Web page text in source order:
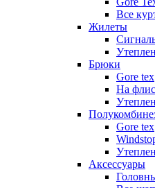
Все
Жилеты
Брюки
Gore tex
На
Gore tex
Аксессуары